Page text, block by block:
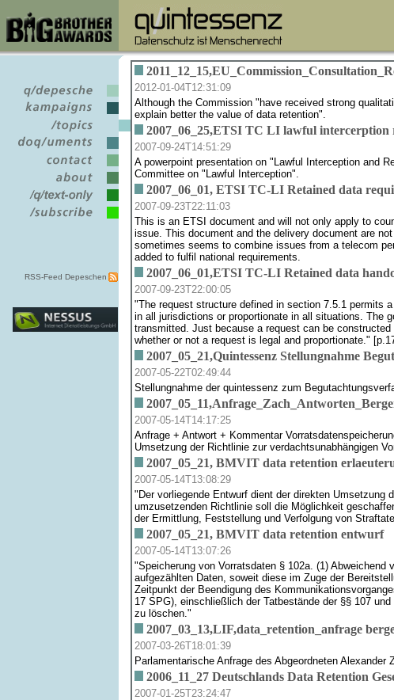
RSS-Feed Depeschen
2012-01-04T12:31:09
Although the Commission "have received strong
explain better the value of data retention".
2007_06_25,ETSI TC LI lawful intercerption
2007-09-24T14:51:29
A powerpoint presentation on "Lawful Interception and
Committee on "Lawful Interception".
2007_06_01, ETSI TC-LI Retained data
2007-09-23T22:11:03
This is an ETSI document and will not only apply to
issue. This document and the delivery document are
sometimes seems to combine issues from a telecom
added to fulfil national requirements.
2007_06_01,ETSI TC-LI Retained data
2007-09-23T22:00:05
"The request structure defined in section 7.5.1 permits
in all jurisdictions or proportionate in all situations. The
transmitted. Just because a request can be
whether or not a request is legal and proportionate."
2007_05_21,Quintessenz Stellungnahme
2007-05-22T02:49:44
Stellungnahme der quintessenz zum
2007-05-14T14:17:25
Anfrage + Antwort + Kommentar
Umsetzung der Richtlinie zur verdachtsunabhängigen
2007_05_21, BMVIT data retention
2007-05-14T13:08:29
"Der vorliegende Entwurf dient der direkten Umsetzung
umzusetzenden Richtlinie soll die Möglichkeit
der Ermittlung, Feststellung und Verfolgung von
2007_05_21, BMVIT data retention entwurf
2007-05-14T13:07:26
"Speicherung von Vorratsdaten § 102a. (1)
aufgezählten Daten, soweit diese im Zuge der
Zeitpunkt der Beendigung des
17 SPG), einschließlich der Tatbestände der §§ 107
zu löschen."
2007_03_13,LIF,data_retention_anfrage
2007-03-26T18:01:39
Parlamentarische Anfrage des Abgeordneten
2006_11_27 Deutschlands Data Retention
2007-01-25T23:24:47